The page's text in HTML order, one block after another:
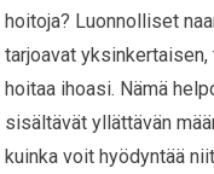
hoitoja? Luonnolliset
tarjoavat
hoitaa ihoasi. Nämä
sisältävät yllättävän
kuinka voit hyödyntää